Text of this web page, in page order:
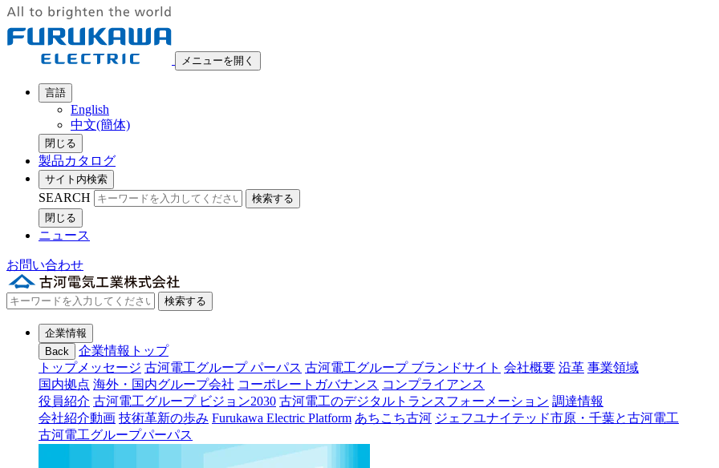
メニューを開く
言語
English
中文(簡体)
閉じる
製品カタログ
サイト内検索
SEARCH
検索する
閉じる
ニュース
お問い合わせ
検索する
企業情報
Back
企業情報トップ
トップメッセージ 古河電工グループ パーパス 古河電工グループ ブランドサイト 会社概要 沿革 事業領域
国内拠点 海外・国内グループ会社 コーポレートガバナンス コンプライアンス
役員紹介 古河電工グループ ビジョン2030 古河電工のデジタルトランスフォーメーション 調達情報
会社紹介動画 技術革新の歩み Furukawa Electric Platform あちこち古河 ジェフユナイテッド市原・千葉と古河電工
古河電工グループパーパス